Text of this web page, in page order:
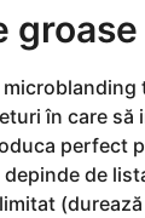
groase
în care
perfect
de